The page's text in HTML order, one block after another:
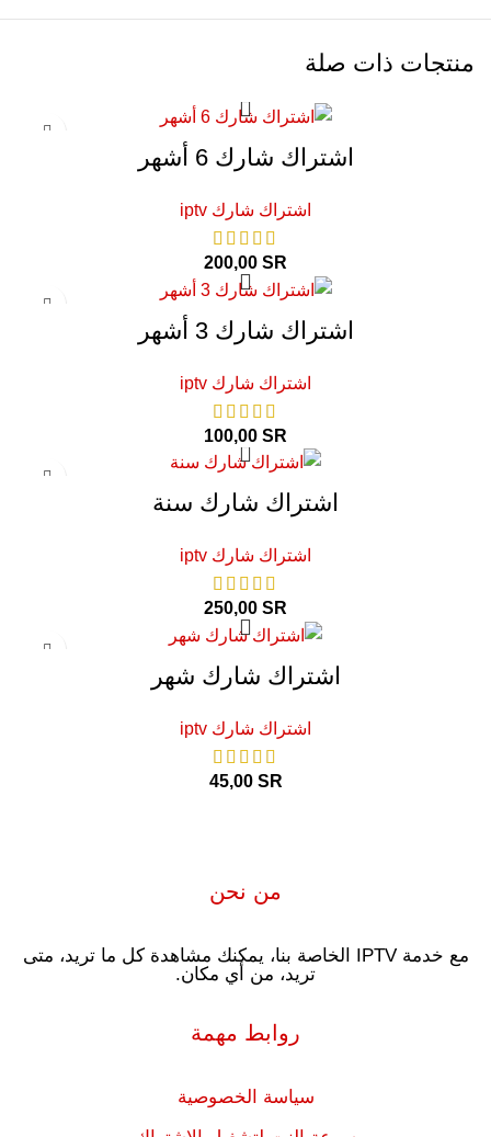
منتجات ذات صلة
اشتراك شارك 6 أشهر
اشتراك شارك iptv
200,00 SR
اشتراك شارك 3 أشهر
اشتراك شارك iptv
100,00 SR
اشتراك شارك سنة
اشتراك شارك iptv
250,00 SR
اشتراك شارك شهر
اشتراك شارك iptv
45,00 SR
من نحن
مع خدمة IPTV الخاصة بنا، يمكنك مشاهدة كل ما تريد، متى
تريد، من أي مكان.
روابط مهمة
سياسة الخصوصية